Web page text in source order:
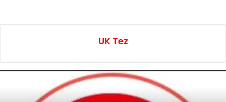
UK Tez